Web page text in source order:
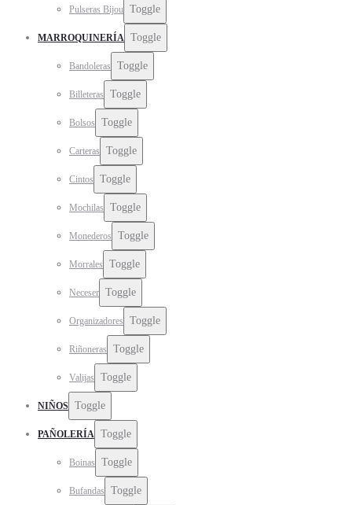
Pulseras Bijou Toggle
MARROQUINERÍA Toggle
Bandoleras Toggle
Billeteras Toggle
Bolsos Toggle
Carteras Toggle
Cintos Toggle
Mochilas Toggle
Monederos Toggle
Morrales Toggle
Neceser Toggle
Organizadores Toggle
Riñoneras Toggle
Valijas Toggle
NIÑOS Toggle
PAÑOLERÍA Toggle
Boinas Toggle
Bufandas Toggle